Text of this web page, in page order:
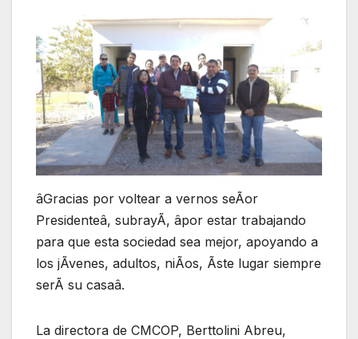
âGracias por voltear a vernos seÃor
Presidenteâ, subrayÃ, âpor estar trabajando
para que esta sociedad sea mejor, apoyando a
los jÃvenes, adultos, niÃos, Ãste lugar siempre
serÃ su casaâ.
La directora de CMCOP, Berttolini Abreu,